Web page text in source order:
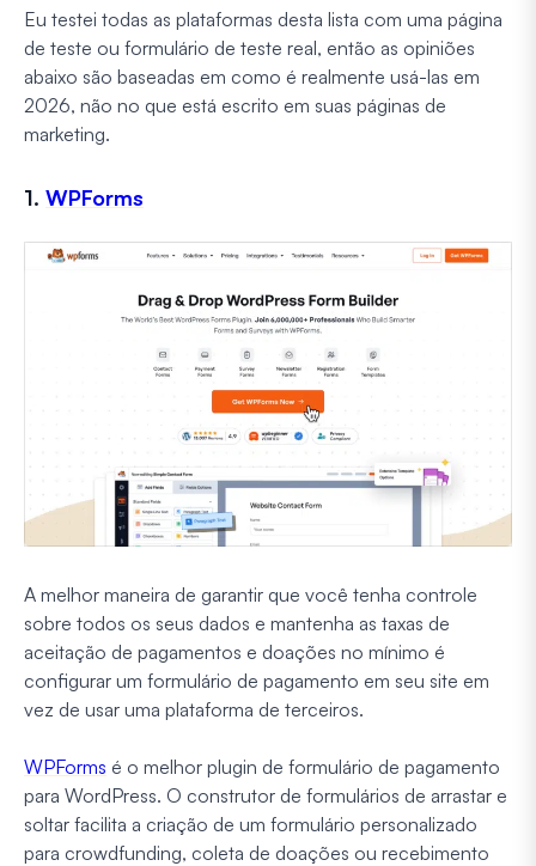
Eu testei todas as plataformas desta lista com uma página
de teste ou formulário de teste real, então as opiniões
abaixo são baseadas em como é realmente usá-las em
2026, não no que está escrito em suas páginas de
marketing.
1. WPForms
A melhor maneira de garantir que você tenha controle
sobre todos os seus dados e mantenha as taxas de
aceitação de pagamentos e doações no mínimo é
configurar um formulário de pagamento em seu site em
vez de usar uma plataforma de terceiros.
WPForms é o melhor plugin de formulário de pagamento
para WordPress. O construtor de formulários de arrastar e
soltar facilita a criação de um formulário personalizado
para crowdfunding, coleta de doações ou recebimento